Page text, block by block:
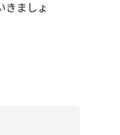
きましょ